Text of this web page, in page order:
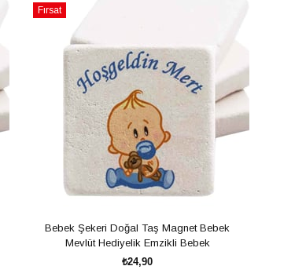
Fırsat
Bebek Şekeri Doğal Taş Magnet Bebek
Mevlüt Hediyelik Emzikli Bebek
₺24,90